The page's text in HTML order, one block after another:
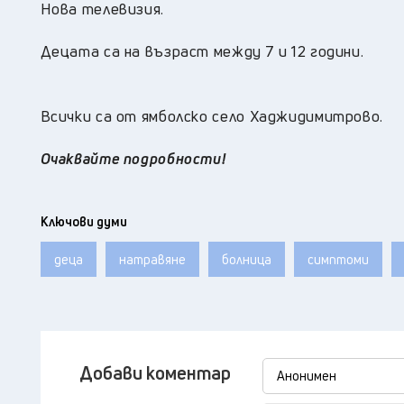
Нова телевизия.
Децата са на възраст между 7 и 12 години.
Всички са от ямболско село Хаджидимитрово.
Очаквайте подробности!
Ключови думи
деца натравяне болница симптоми
Добави коментар